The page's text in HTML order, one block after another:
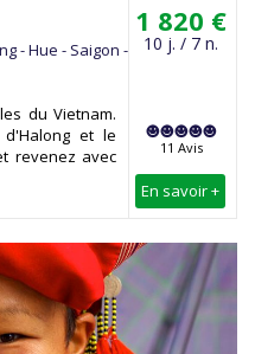
1 820 €
10 j. / 7 n.
11 Avis
En savoir +
- Hue - Saigon -
du Vietnam.
et le
revenez avec